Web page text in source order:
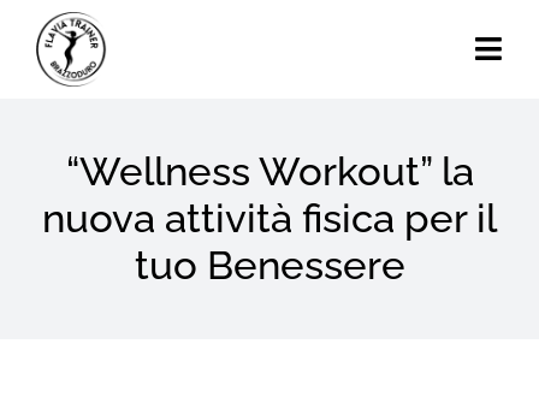
content
Chi Sono
Calendario Eventi
“Wellness Workout” la
nuova attività fisica per il
tuo Benessere